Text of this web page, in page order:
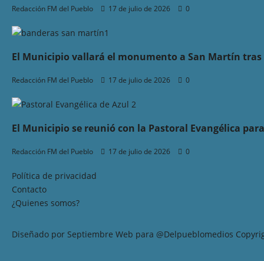
Redacción FM del Pueblo 17 de julio de 2026 0
El Municipio vallará el monumento a San Martín
Redacción FM del Pueblo 17 de julio de 2026 0
El Municipio se reunió con la Pastoral Evangélica
Redacción FM del Pueblo 17 de julio de 2026 0
Política de privacidad
Contacto
¿Quienes somos?
Diseñado por Septiembre Web para @Delpueblomedios